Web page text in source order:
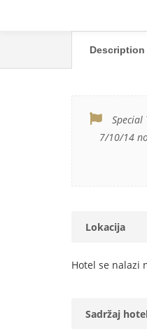
Description
Special
7/10/14
Lokacija
Hotel se nalazi
Sadržaj